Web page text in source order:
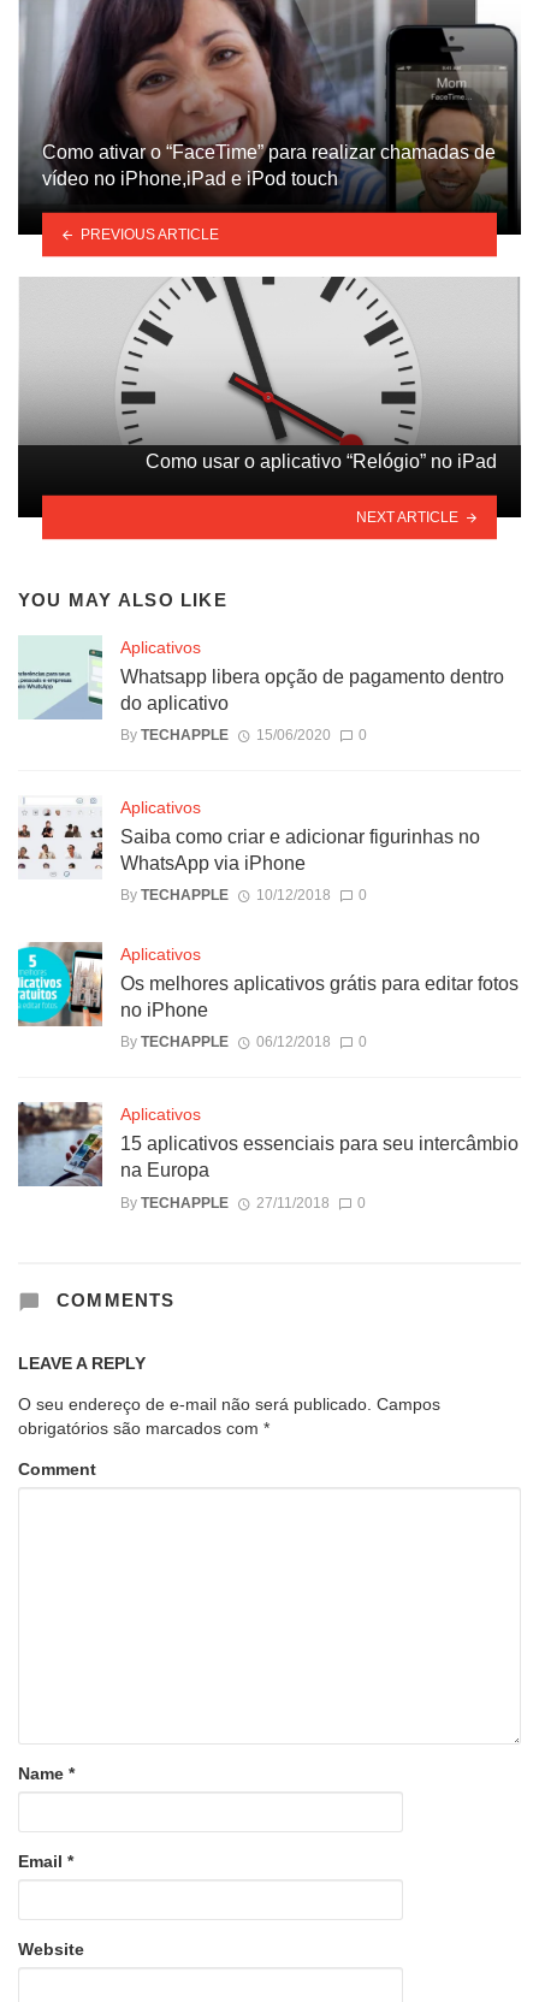
Como ativar o “FaceTime” para realizar chamadas de
vídeo no iPhone,iPad e iPod touch
PREVIOUS ARTICLE
Como usar o aplicativo “Relógio” no iPad
NEXT ARTICLE
YOU MAY ALSO LIKE
Aplicativos
Whatsapp libera opção de pagamento dentro
do aplicativo
By TECHAPPLE 15/06/2020 0
Aplicativos
Saiba como criar e adicionar figurinhas no
WhatsApp via iPhone
By TECHAPPLE 10/12/2018 0
Aplicativos
Os melhores aplicativos grátis para editar fotos
no iPhone
By TECHAPPLE 06/12/2018 0
Aplicativos
15 aplicativos essenciais para seu intercâmbio
na Europa
By TECHAPPLE 27/11/2018 0
COMMENTS
LEAVE A REPLY
O seu endereço de e-mail não será publicado. Campos
obrigatórios são marcados com *
Comment
Name *
Email *
Website